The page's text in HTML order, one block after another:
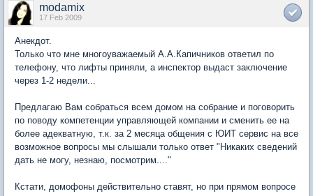
modamix
17 Feb 2009
Анекдот.
Только что мне многоуважаемый А.А.Капичников ответил по
телефону, что лифты приняли, а инспектор выдаст заключение
через 1-2 недели...
Предлагаю Вам собраться всем домом на собрание и поговорить
по поводу компетенции управляющей компании и сменить ее на
более адекватную, т.к. за 2 месяца общения с ЮИТ сервис на все
возможное вопросы мы слышали только ответ "Никаких сведений
дать не могу, незнаю, посмотрим...."
Кстати, домофоны действительно ставят, но при прямом вопросе